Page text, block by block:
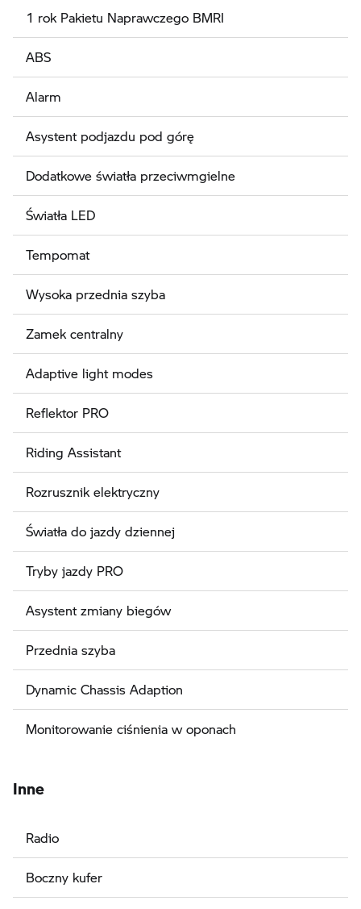
1 rok Pakietu Naprawczego BMRI
ABS
Alarm
Asystent podjazdu pod górę
Dodatkowe światła przeciwmgielne
Światła LED
Tempomat
Wysoka przednia szyba
Zamek centralny
Adaptive light modes
Reflektor PRO
Riding Assistant
Rozrusznik elektryczny
Światła do jazdy dziennej
Tryby jazdy PRO
Asystent zmiany biegów
Przednia szyba
Dynamic Chassis Adaption
Monitorowanie ciśnienia w oponach
Inne
Radio
Boczny kufer